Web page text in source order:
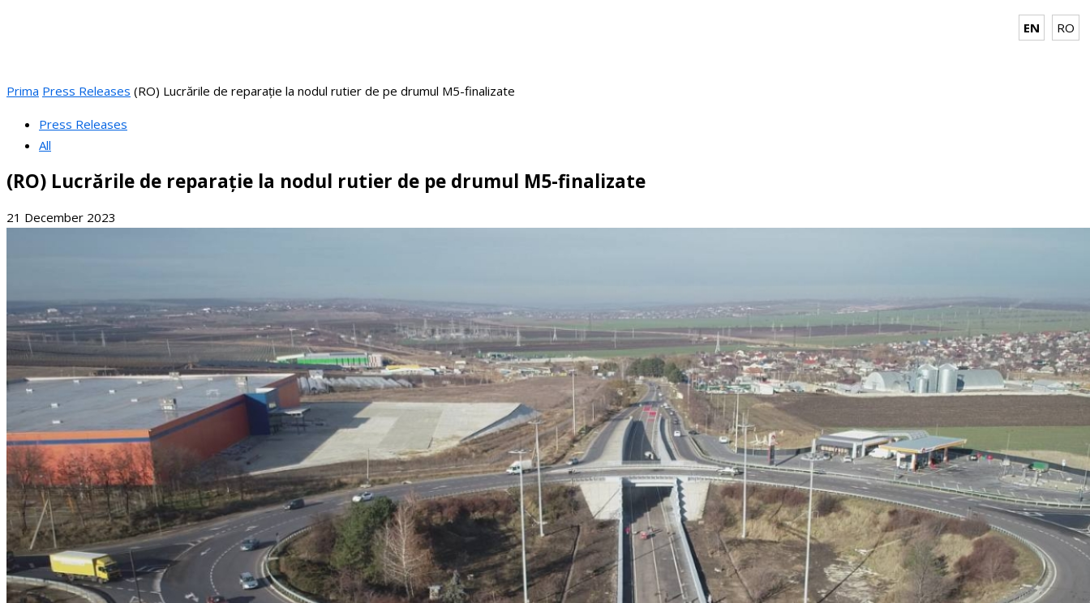
EN RO
Prima Press Releases (RO) Lucrările de reparație la nodul rutier de pe drumul M5-finalizate
Press Releases
All
(RO) Lucrările de reparație la nodul rutier de pe drumul M5-finalizate
21 December 2023